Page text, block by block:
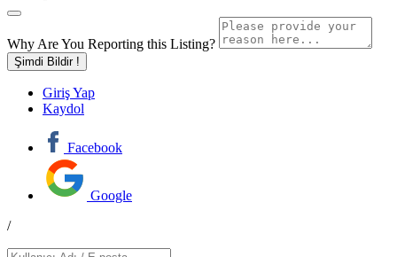
Why Are You Reporting this Listing?
Şimdi Bildir !
Giriş Yap
Kaydol
Facebook
Google
/